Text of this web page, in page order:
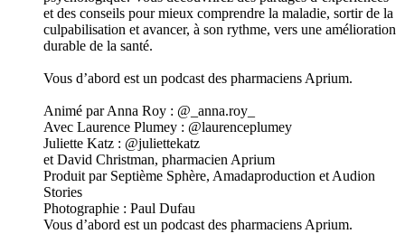
et des conseils pour mieux comprendre la maladie, sortir de la
culpabilisation et avancer, à son rythme, vers une amélioration
durable de la santé.
Vous d’abord est un podcast des pharmaciens Aprium.
Animé par Anna Roy : @_anna.roy_
Avec Laurence Plumey : @laurenceplumey
Juliette Katz : @juliettekatz
et David Christman, pharmacien Aprium
Produit par Septième Sphère, Amadaproduction et Audion
Stories
Photographie : Paul Dufau
Vous d’abord est un podcast des pharmaciens Aprium.